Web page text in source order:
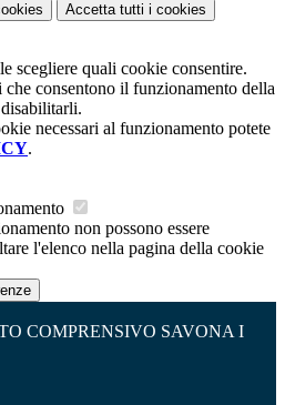
Accetta tutti i cookies
scegliere quali cookie consentire.
consentono il funzionamento della
necessari al funzionamento potete
.
non possono essere
l'elenco nella pagina della cookie
COMPRENSIVO SAVONA I